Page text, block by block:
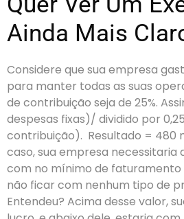
Ainda Mais
Considere que sua empresa
para manter todas as suas
de contribuição seja de 25%.
despesas fixas)/ dividido por
contribuição). Resultado = 480
caso, sua empresa
com no mínimo de faturamento
não ficar com nenhum tipo de
Entendeu? Acima desse valor,